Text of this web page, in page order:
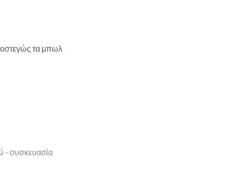
τα μπωλ
- συσκευασία